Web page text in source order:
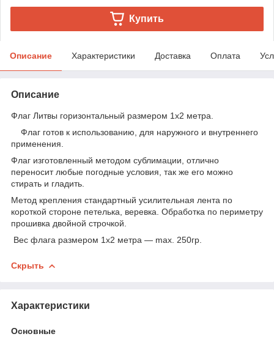
Купить
Описание Характеристики Доставка Оплата
Описание
Флаг Литвы горизонтальный размером 1х2 метра.
Флаг готов к использованию, для наружного и внутреннего
применения.
Флаг изготовленный методом сублимации, отлично
переносит любые погодные условия, так же его можно
стирать и гладить.
Метод крепления стандартный усилительная лента по
короткой стороне петелька, веревка. Обработка по периметру
прошивка двойной строчкой.
Вес флага размером 1х2 метра ― max. 250гр.
Скрыть
Характеристики
Основные